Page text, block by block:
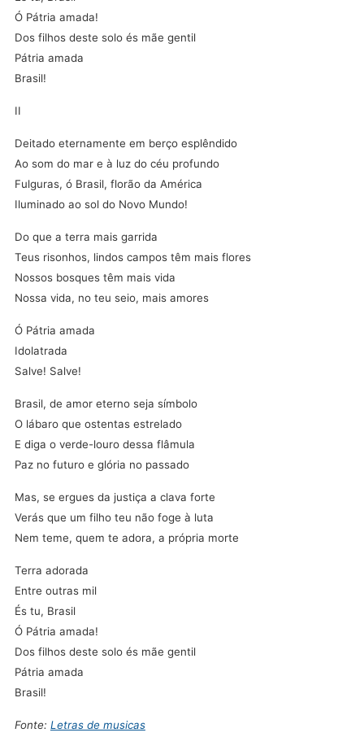
Ó Pátria amada!
Dos filhos deste solo és mãe gentil
Pátria amada
Brasil!
II
Deitado eternamente em berço esplêndido
Ao som do mar e à luz do céu profundo
Fulguras, ó Brasil, florão da América
Iluminado ao sol do Novo Mundo!
Do que a terra mais garrida
Teus risonhos, lindos campos têm mais flores
Nossos bosques têm mais vida
Nossa vida, no teu seio, mais amores
Ó Pátria amada
Idolatrada
Salve! Salve!
Brasil, de amor eterno seja símbolo
O lábaro que ostentas estrelado
E diga o verde-louro dessa flâmula
Paz no futuro e glória no passado
Mas, se ergues da justiça a clava forte
Verás que um filho teu não foge à luta
Nem teme, quem te adora, a própria morte
Terra adorada
Entre outras mil
És tu, Brasil
Ó Pátria amada!
Dos filhos deste solo és mãe gentil
Pátria amada
Brasil!
Fonte: Letras de musicas